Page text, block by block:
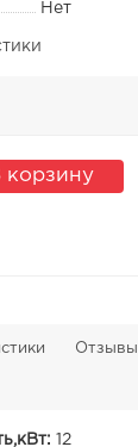
Нет
корзину
Отзывы
12